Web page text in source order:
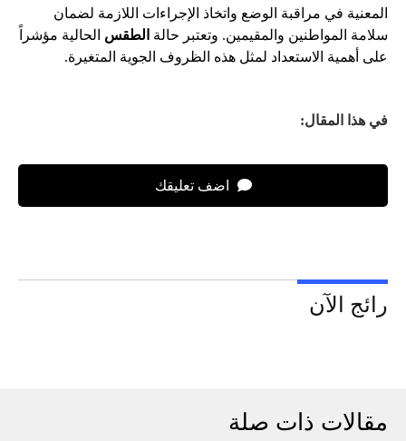
المعنية في مراقبة الوضع واتخاذ الإجراءات اللازمة لضمان
سلامة المواطنين والمقيمين. وتعتبر حالة الطقس الحالية مؤشراً
على أهمية الاستعداد لمثل هذه الظروف الجوية المتغيرة.
في هذا المقال:
اضف تعليقك
رائج الآن
مقالات ذات صلة